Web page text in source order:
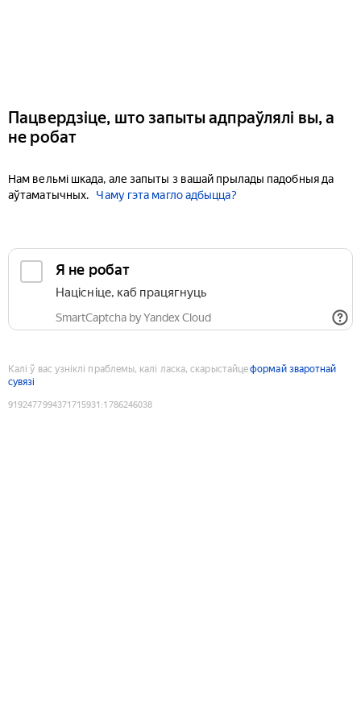
Пацвердзіце, што запыты адпраўлялі вы, а
не робат
Нам вельмі шкада, але запыты з вашай прылады падобныя да
аўтаматычных.
Чаму гэта магло адбыцца?
Я не робат
Націсніце, каб працягнуць
SmartCaptcha by Yandex Cloud
Калі ў вас узніклі праблемы, калі ласка, скарыстайцеформай зваротнай
сувязі
9192477994371715931 :1786246038